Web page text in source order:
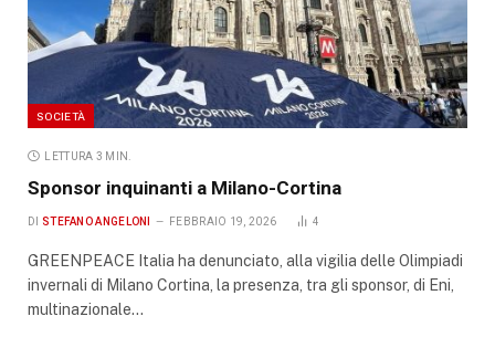
SOCIETÀ
LETTURA 3 MIN.
Sponsor inquinanti a Milano-Cortina
DI STEFANO ANGELONI FEBBRAIO 19, 2026 4
GREENPEACE Italia ha denunciato, alla vigilia delle Olimpiadi
invernali di Milano Cortina, la presenza, tra gli sponsor, di Eni,
multinazionale…